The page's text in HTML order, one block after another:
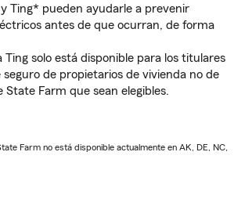
Ting* pueden ayudarle a prevenir
antes de que ocurran, de forma
Ting solo está disponible para los titulares
seguro de propietarios de vivienda no de
State Farm que sean elegibles.
Farm no está disponible actualmente en AK, DE, NC,